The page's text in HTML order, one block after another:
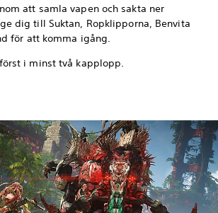
att samla vapen och sakta ner
dig till Suktan, Ropklipporna, Benvita
för att komma igång.
i minst två kapplopp.